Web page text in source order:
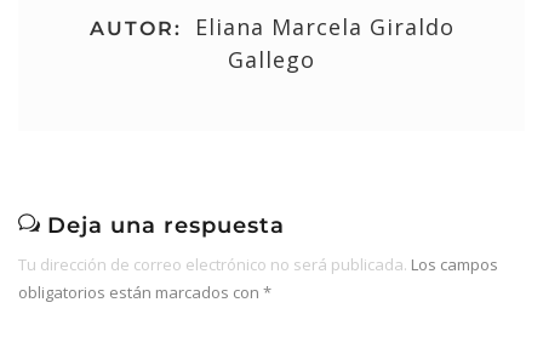
AUTOR:
Eliana Marcela Giraldo
Gallego
Deja una respuesta
Tu dirección de correo electrónico no será publicada. Los campos
obligatorios están marcados con *